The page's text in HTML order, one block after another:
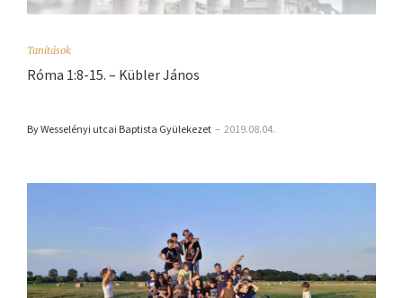
Tanítások
Róma 1:8-15. – Kübler János
By Wesselényi utcai Baptista Gyülekezet – 2019.08.04.